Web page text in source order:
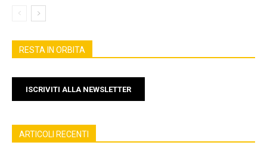
RESTA IN ORBITA
ISCRIVITI ALLA NEWSLETTER
ARTICOLI RECENTI